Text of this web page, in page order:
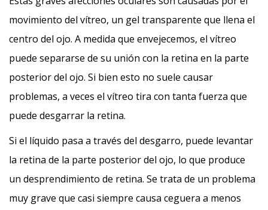
movimiento del vítreo, un gel transparente que llena el
centro del ojo. A medida que envejecemos, el vítreo
puede separarse de su unión con la retina en la parte
posterior del ojo. Si bien esto no suele causar
problemas, a veces el vítreo tira con tanta fuerza que
puede desgarrar la retina.
Si el líquido pasa a través del desgarro, puede levantar
la retina de la parte posterior del ojo, lo que produce
un desprendimiento de retina. Se trata de un problema
muy grave que casi siempre causa ceguera a menos